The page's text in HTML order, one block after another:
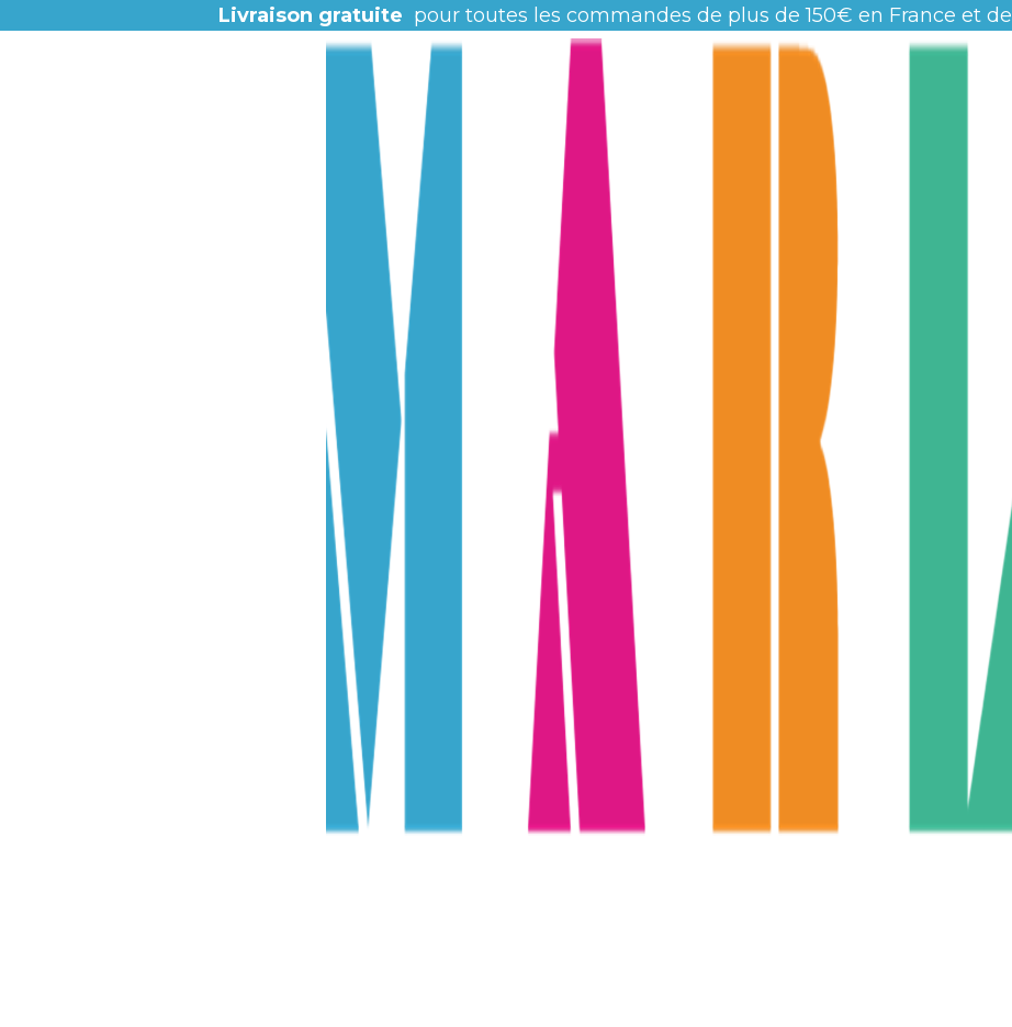
Livraison gratuite pour toutes les commandes de plus de 150€ en France et de